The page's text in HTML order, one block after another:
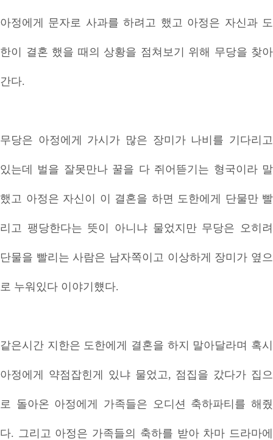
아정에게 문자로 사과를 하려고 했고 아정은 자신과 도
한이 결혼 했을 때의 상황을 점쳐보기 위해 무당을 찾아
간다.
무당은 아정에게 가시가 많은 장미가 나비를 기다리고
있는데 벌을 잘못만나 꿀을 다 쥐어뜯기는 형국이라 말
했고 아정은 자신이 이 결혼을 하면 도한에게 단물만 빨
리고 팽당한다는 뜻이 아니냐 물었지만 무당은 오히려
단물을 빨리는 사람은 남자쪽이고 이상하게 장미가 옆으
로 누워있다 이야기헀다.
같은시간 지한은 도한에게 결혼을 하지 말아달라며 혹시
아정에게 약점잡힌게 있냐 물었고, 점집을 갔다가 집으
로 돌아온 아정에게 가족들은 오디션 축하파티를 해줬
다. 그리고 아정은 가족들의 축하를 받아 차마 드라마에